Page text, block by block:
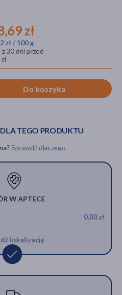
zł
zł / 100 g
z 30 dni przed
Do koszyka
TEGO PRODUKTU
Sprawdź dlaczego
W APTECE
0,00 zł
lokalizację